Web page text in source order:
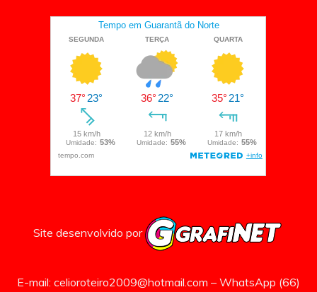
Site desenvolvido por
E-mail: celioroteiro2009@hotmail.com – WhatsApp (66)